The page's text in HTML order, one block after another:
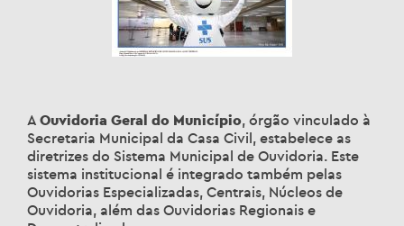
A Ouvidoria Geral do Município, órgão vinculado à
Secretaria Municipal da Casa Civil, estabelece as
diretrizes do Sistema Municipal de Ouvidoria. Este
sistema institucional é integrado também pelas
Ouvidorias Especializadas, Centrais, Núcleos de
Ouvidoria, além das Ouvidorias Regionais e